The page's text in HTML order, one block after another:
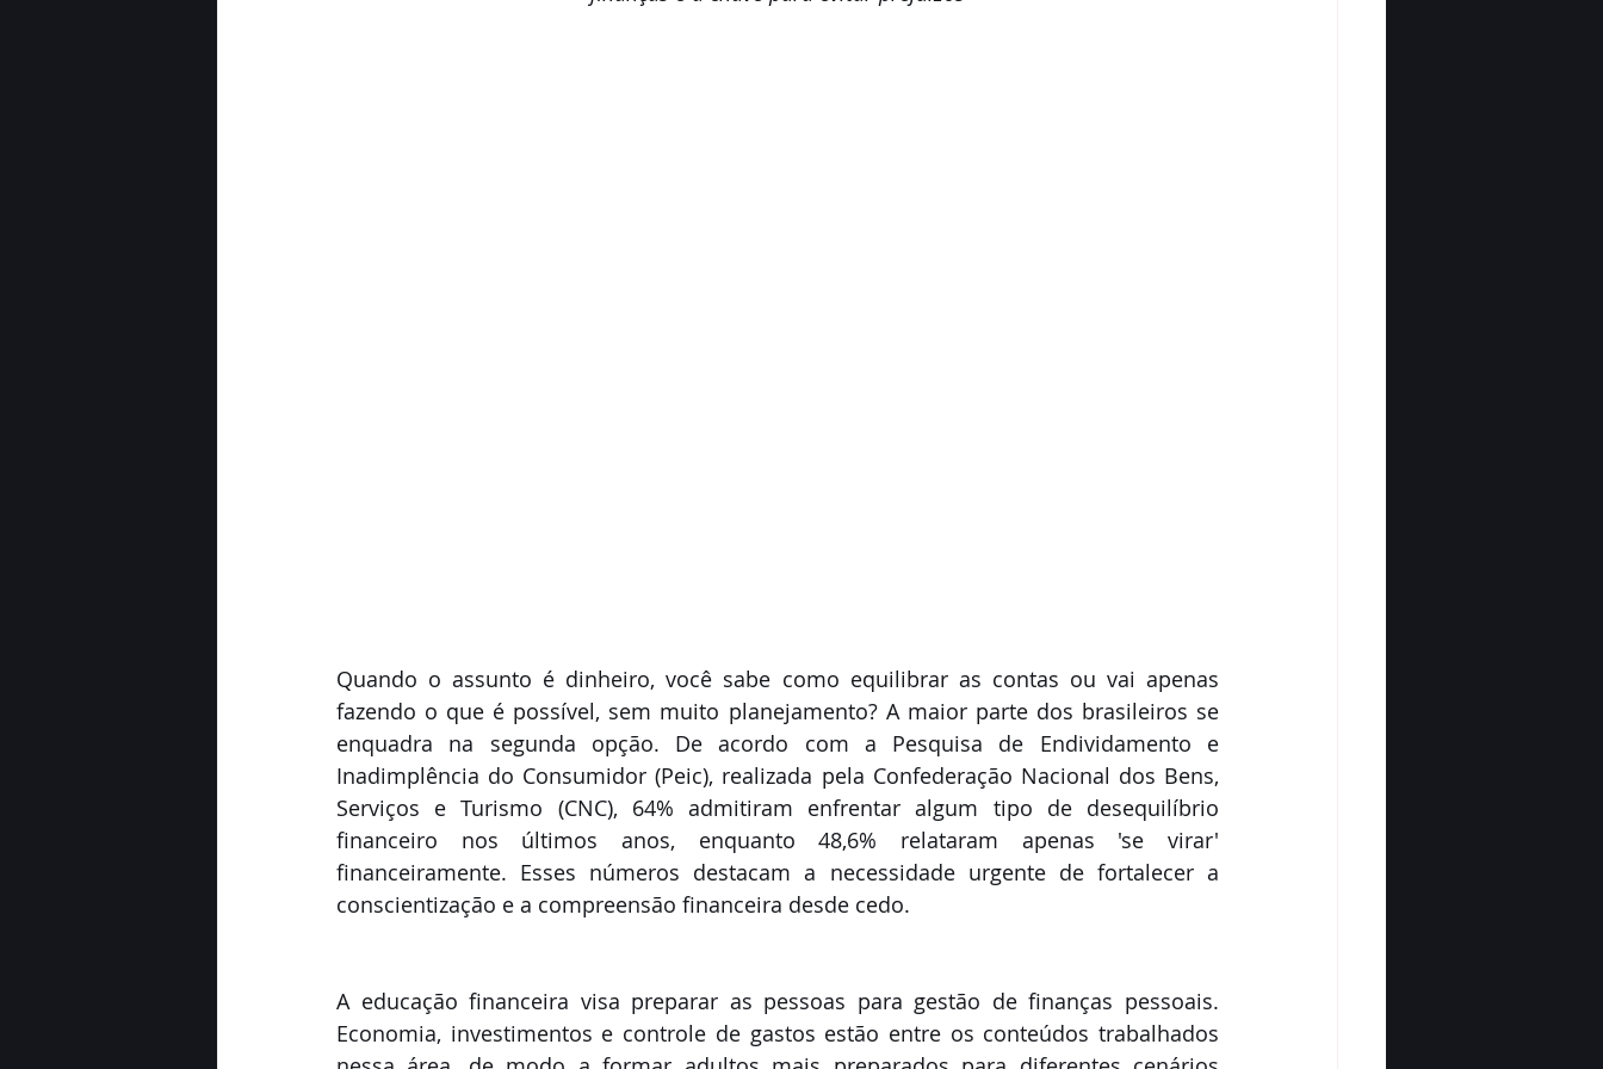
Quando o assunto é dinheiro, você sabe como equilibrar as contas ou vai apenas
fazendo o que é possível, sem muito planejamento? A maior parte dos brasileiros se
enquadra na segunda opção. De acordo com a Pesquisa de Endividamento e
Inadimplência do Consumidor (Peic), realizada pela Confederação Nacional dos Bens,
Serviços e Turismo (CNC), 64% admitiram enfrentar algum tipo de desequilíbrio
financeiro nos últimos anos, enquanto 48,6% relataram apenas 'se virar'
financeiramente. Esses números destacam a necessidade urgente de fortalecer a
conscientização e a compreensão financeira desde cedo.
A educação financeira visa preparar as pessoas para gestão de finanças pessoais.
Economia, investimentos e controle de gastos estão entre os conteúdos trabalhados